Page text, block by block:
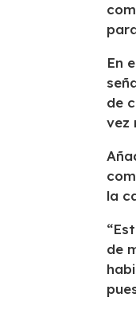
En
de
vez
la
de